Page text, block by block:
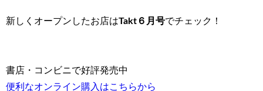
新しくオープンしたお店はTakt６月号でチェック！
書店・コンビニで好評発売中
便利なオンライン購入はこちらから